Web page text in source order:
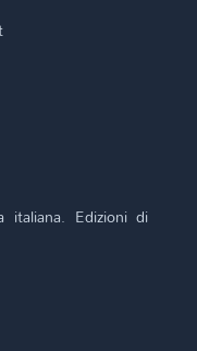
italiana. Edizioni di